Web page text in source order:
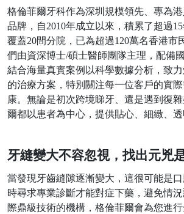
格倫菲爾牙科作為深圳規模領先、專為
品牌，自2010年成立以來，積累了超過
覆蓋20間分院，已為超過120萬名香港市
們由資深博士/碩士醫師團隊主理，配備
結合海量真實案例以科學數據分析，致
的治療方案，特別關注每一位客戶的實
康。無論是初次跨境睇牙、還是遇到復
爾都以患者為中心，提供貼心、細緻、透
牙縫變大不容忽視，找出元兇
當發現牙齒縫隙逐漸變大，這很可能是
時尋求專業診斷才能對症下藥，避免情
際鼎級技術的機構，格倫菲爾會為您進